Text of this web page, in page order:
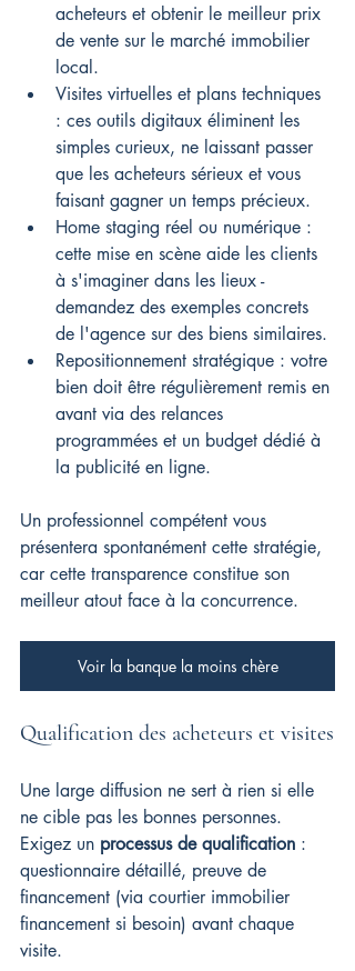
acheteurs et obtenir le meilleur prix
de vente sur le marché immobilier
local.
Visites virtuelles et plans techniques
: ces outils digitaux éliminent les
simples curieux, ne laissant passer
que les acheteurs sérieux et vous
faisant gagner un temps précieux.
Home staging réel ou numérique :
cette mise en scène aide les clients
à s'imaginer dans les lieux -
demandez des exemples concrets
de l'agence sur des biens similaires.
Repositionnement stratégique : votre
bien doit être régulièrement remis en
avant via des relances
programmées et un budget dédié à
la publicité en ligne.
Un professionnel compétent vous
présentera spontanément cette stratégie,
car cette transparence constitue son
meilleur atout face à la concurrence.
Voir la banque la moins chère
Qualification des acheteurs et visites
Une large diffusion ne sert à rien si elle
ne cible pas les bonnes personnes.
Exigez un processus de qualification :
questionnaire détaillé, preuve de
financement (via courtier immobilier
financement si besoin) avant chaque
visite.